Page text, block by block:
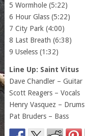
5 Wormhole (5:22)
6 Hour Glass (5:22)
7 City Park (4:00)
8 Last Breath (6:38)
9 Useless (1:32)
Line Up: Saint Vitus
Dave Chandler – Guitar
Scott Reagers – Vocals
Henry Vasquez – Drums
Pat Bruders – Bass